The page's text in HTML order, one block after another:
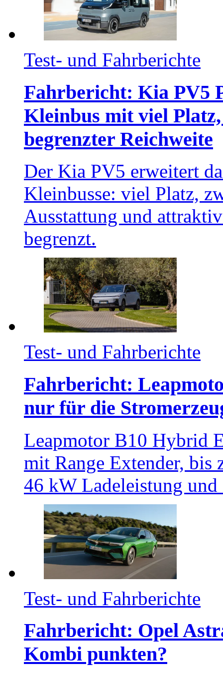
Test- und Fahrberichte
Fahrbericht: Kia PV5
Kleinbus mit viel
begrenzter Reichweite
Der Kia PV5 erweitert
Kleinbusse: viel Platz,
Ausstattung und
begrenzt.
Test- und Fahrberichte
Fahrbericht:
nur für die
Leapmotor B10 Hybrid
mit Range Extender,
46 kW Ladeleistung
Test- und Fahrberichte
Fahrbericht: Opel
Kombi punkten?